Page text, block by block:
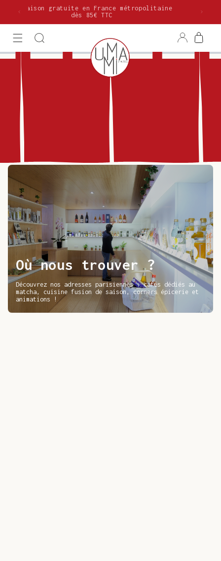
passerLivraison gratuite en France métropolitaine
dès 85€ TTC
ConnexionPanier
Où nous trouver ?
Découvrez nos adresses parisiennes : cafés dédiés au
matcha, cuisine fusion de saison, corners épicerie et
animations !